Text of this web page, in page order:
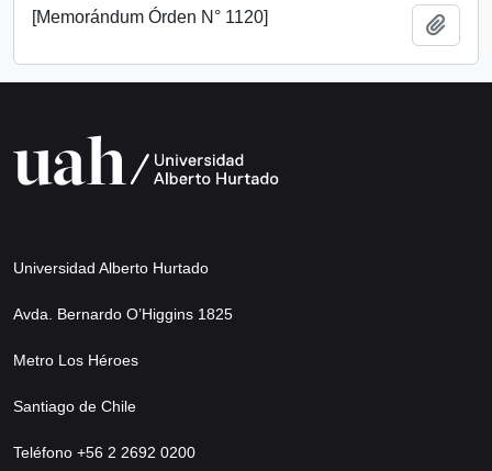
[Memorándum Órden N° 1120]
Universidad Alberto Hurtado
Avda. Bernardo O’Higgins 1825
Metro Los Héroes
Santiago de Chile
Teléfono +56 2 2692 0200